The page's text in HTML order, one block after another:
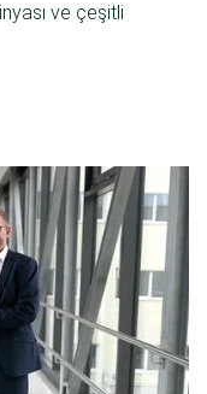
ve çeşitli